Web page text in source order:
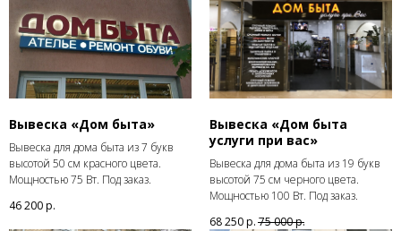
Вывеска «Дом быта»
Вывеска для дома быта из 7 букв
высотой 50 см красного цвета.
Мощностью 75 Вт. Под заказ.
46 200р.
Вывеска «Дом быта
услуги при вас»
Вывеска для дома быта из 19 букв
высотой 75 см черного цвета.
Мощностью 100 Вт. Под заказ.
68 250р. 75 000р.